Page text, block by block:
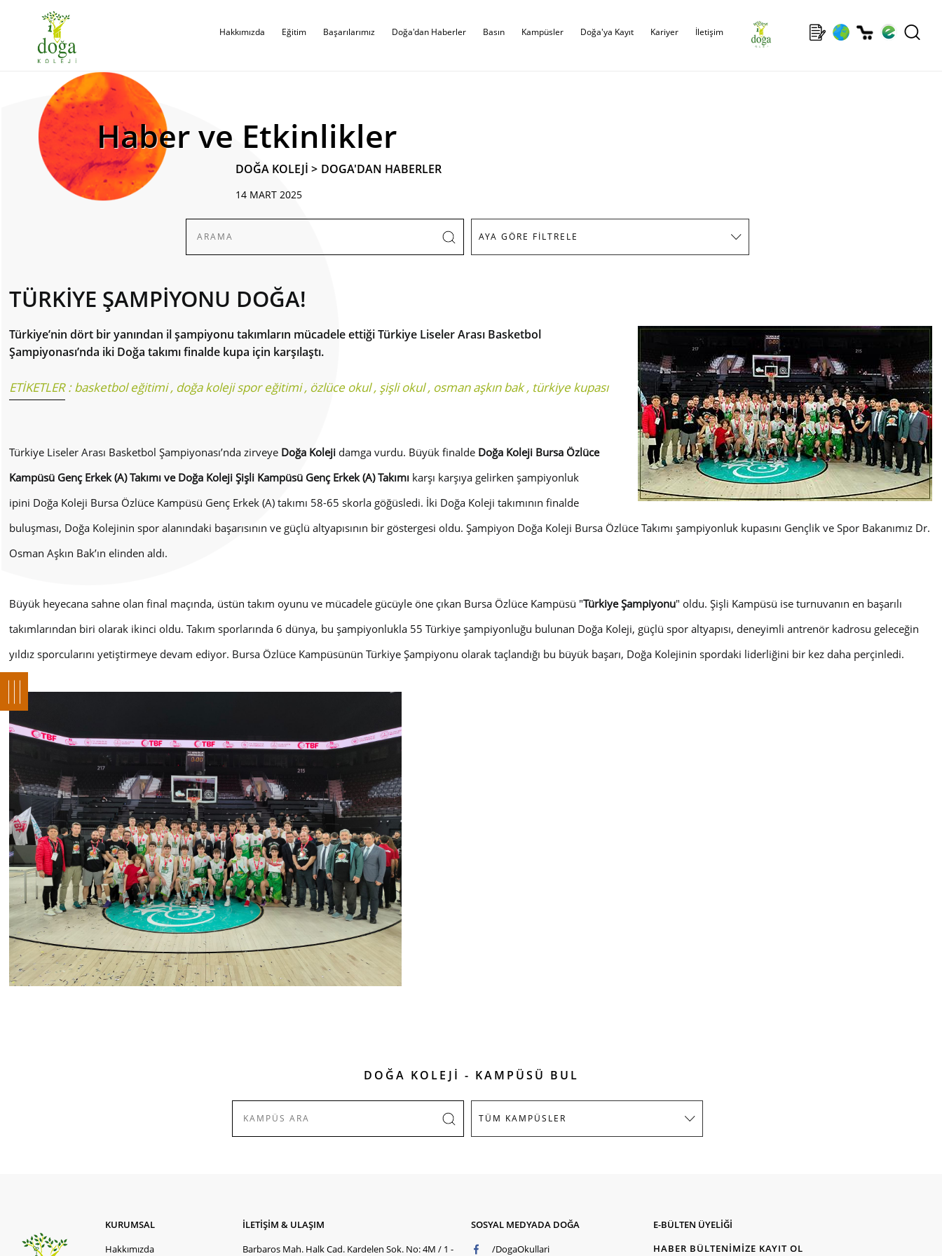
Hakkımızda Eğitim Başarılarımız Doğa'dan Haberler Basın Kampüsler Doğa'ya Kayıt Kariyer İletişim
Haber ve Etkinlikler
DOĞA KOLEJİ > DOGA'DAN HABERLER
14 MART 2025
TÜRKİYE ŞAMPİYONU DOĞA!
Türkiye’nin dört bir yanından il şampiyonu takımların mücadele ettiği Türkiye Liseler Arası Basketbol
Şampiyonası’nda iki Doğa takımı finalde kupa için karşılaştı.
ETİKETLER :basketbol eğitimi, doğa koleji spor eğitimi, özlüce okul, şişli okul, osman aşkın bak, türkiye kupası
Türkiye Liseler Arası Basketbol Şampiyonası’nda zirveye Doğa Koleji damga vurdu. Büyük finalde Doğa Koleji Bursa Özlüce
Kampüsü Genç Erkek (A) Takımı ve Doğa Koleji Şişli Kampüsü Genç Erkek (A) Takımı karşı karşıya gelirken şampiyonluk
ipini Doğa Koleji Bursa Özlüce Kampüsü Genç Erkek (A) takımı 58-65 skorla göğüsledi. İki Doğa Koleji takımının finalde
buluşması, Doğa Kolejinin spor alanındaki başarısının ve güçlü altyapısının bir göstergesi oldu. Şampiyon Doğa Koleji Bursa Özlüce Takımı şampiyonluk kupasını Gençlik ve Spor Bakanımız Dr.
Osman Aşkın Bak’ın elinden aldı.
Büyük heyecana sahne olan final maçında, üstün takım oyunu ve mücadele gücüyle öne çıkan Bursa Özlüce Kampüsü "Türkiye Şampiyonu" oldu. Şişli Kampüsü ise turnuvanın en başarılı
takımlarından biri olarak ikinci oldu. Takım sporlarında 6 dünya, bu şampiyonlukla 55 Türkiye şampiyonluğu bulunan Doğa Koleji, güçlü spor altyapısı, deneyimli antrenör kadrosu geleceğin
yıldız sporcularını yetiştirmeye devam ediyor. Bursa Özlüce Kampüsünün Türkiye Şampiyonu olarak taçlandığı bu büyük başarı, Doğa Kolejinin spordaki liderliğini bir kez daha perçinledi.
DOĞA KOLEJİ - KAMPÜSÜ BUL
KURUMSAL
Hakkımızda
İLETİŞİM & ULAŞIM
Barbaros Mah. Halk Cad. Kardelen Sok. No: 4M / 1 -
SOSYAL MEDYADA DOĞA
/DogaOkullari
E-BÜLTEN ÜYELİĞİ
HABER BÜLTENİMİZE KAYIT OL